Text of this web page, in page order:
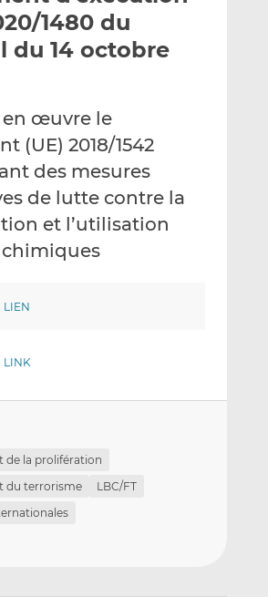
e
r
p
e
m
i
l
g
e
r
r
L
n
k
d
I
g
e
r
r
F
c
e
b
o
o
1480 du
du 14 octobre
œuvre le
(UE) 2018/1542
des mesures
de lutte contre la
et l’utilisation
chimiques
LIEN
LINK
de la prolifération
du terrorisme
LBC/FT